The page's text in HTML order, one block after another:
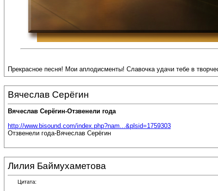
Прекрасное песня! Мои аплодисменты! Славочка удачи тебе в
Вячеслав Серёгин
Вячеслав Серёгин-Отзвенели года
http://www.bisound.com/index.php?nam...&plsid=1759303
Отзвенели года-Вячеслав Серёгин
Лилия Баймухаметова
Цитата: